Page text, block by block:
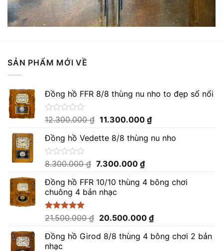
SẢN PHẨM MỚI VỀ
Đồng hồ FFR 8/8 thùng nu nho to đẹp số nổi
Được
hạng
0
5
12.300.000₫ Giá
là:
11.300.000 ₫Giá
tại
Đồng hồ Vedette 8/8 thùng nu nho
Được
hạng
0
5
sao
8.300.000₫ Giá
là:
8.300.000 ₫.
7.300.000 ₫Giá
tại
Đồng hồ FFR 10/10 thùng 4 bông chơi
chuông 4 bản nhạc
Được xếp
5 sao
21.500.000₫ Giá
là:
20.500.000 ₫Giá
tại
Đồng hồ Girod 8/8 thùng 4 bông chơi 2 bản
nhạc